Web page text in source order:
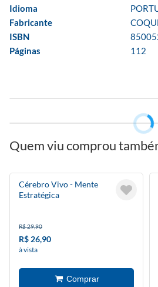
Idioma
Fabricante
ISBN
Páginas
112
Quem viu comprou
Cérebro Vivo - Mente
Estratégica
R$ 29,90
R$ 26,90
à vista